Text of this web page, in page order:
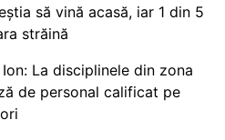
să vină acasă, iar 1 din 5
străină
La disciplinele din zona
de personal calificat pe